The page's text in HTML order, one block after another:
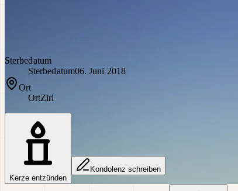
Sterbedatum
Sterbedatum06. Juni 2018
Ort
OrtZirl
Kerze entzünden
Kondolenz schreiben